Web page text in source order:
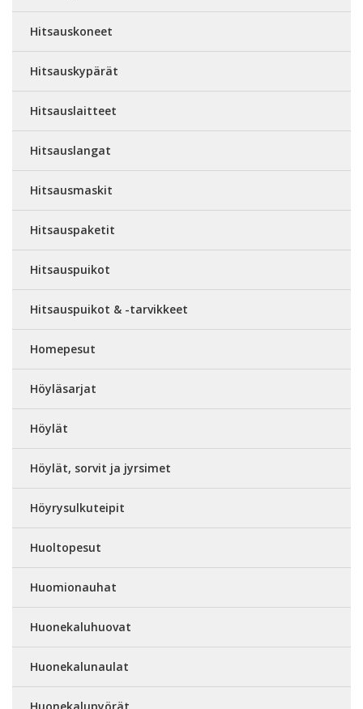
Hitsauskoneet
Hitsauskypärät
Hitsauslaitteet
Hitsauslangat
Hitsausmaskit
Hitsauspaketit
Hitsauspuikot
Hitsauspuikot & -tarvikkeet
Homepesut
Höyläsarjat
Höylät
Höylät, sorvit ja jyrsimet
Höyrysulkuteipit
Huoltopesut
Huomionauhat
Huonekaluhuovat
Huonekalunaulat
Huonekalupyörät